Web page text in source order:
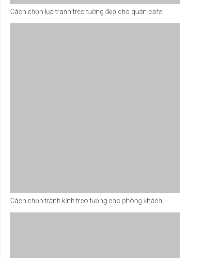
Cách chọn lựa tranh treo tường đẹp cho quán cafe
Cách chọn tranh kính treo tường cho phòng khách